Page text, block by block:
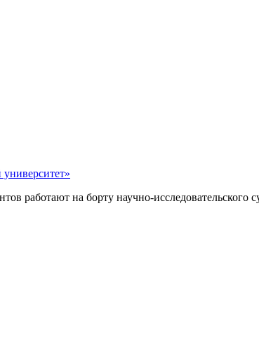
работают на борту научно-